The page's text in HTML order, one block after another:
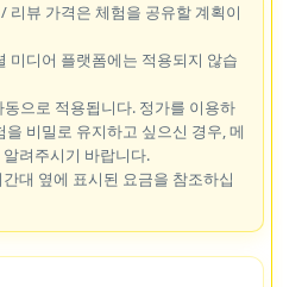
리뷰 가격은 체험을 공유할 계획이
미디어 플랫폼에는 적용되지 않습
으로 적용됩니다. 정가를 이용하
비밀로 유지하고 싶으신 경우, 메
려주시기 바랍니다.
대 옆에 표시된 요금을 참조하십